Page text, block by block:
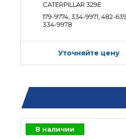
CATERPILLAR 329E
179-9774, 334-9971, 482-
334-9978
Уточняйте цену
В наличии